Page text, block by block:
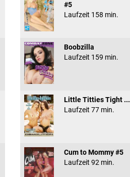
#5
Laufzeit 158 min.
Boobzilla
Laufzeit 159 min.
Little Titties Tight ...
Laufzeit 77 min.
Cum to Mommy #5
Laufzeit 92 min.